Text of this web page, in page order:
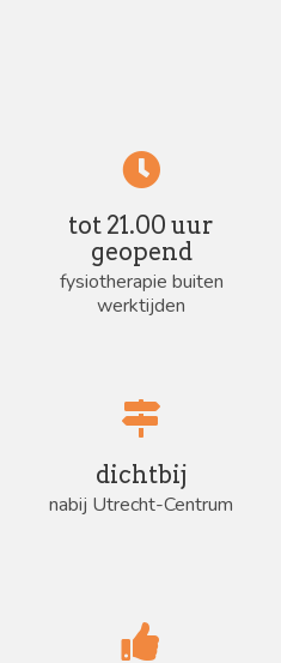
tot 21.00 uur
geopend
fysiotherapie buiten
werktijden
dichtbij
nabij Utrecht-Centrum